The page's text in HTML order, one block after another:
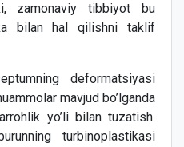
zamonaviy tibbiyot bu
bilan hal qilishni taklif
deformatsiyasi
mavjud bo’lganda
yo’li bilan tuzatish.
turbinoplastikasi